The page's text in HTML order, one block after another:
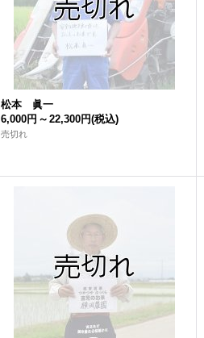
松本 眞一
6,000円 ～ 22,300円(税込)
売切れ